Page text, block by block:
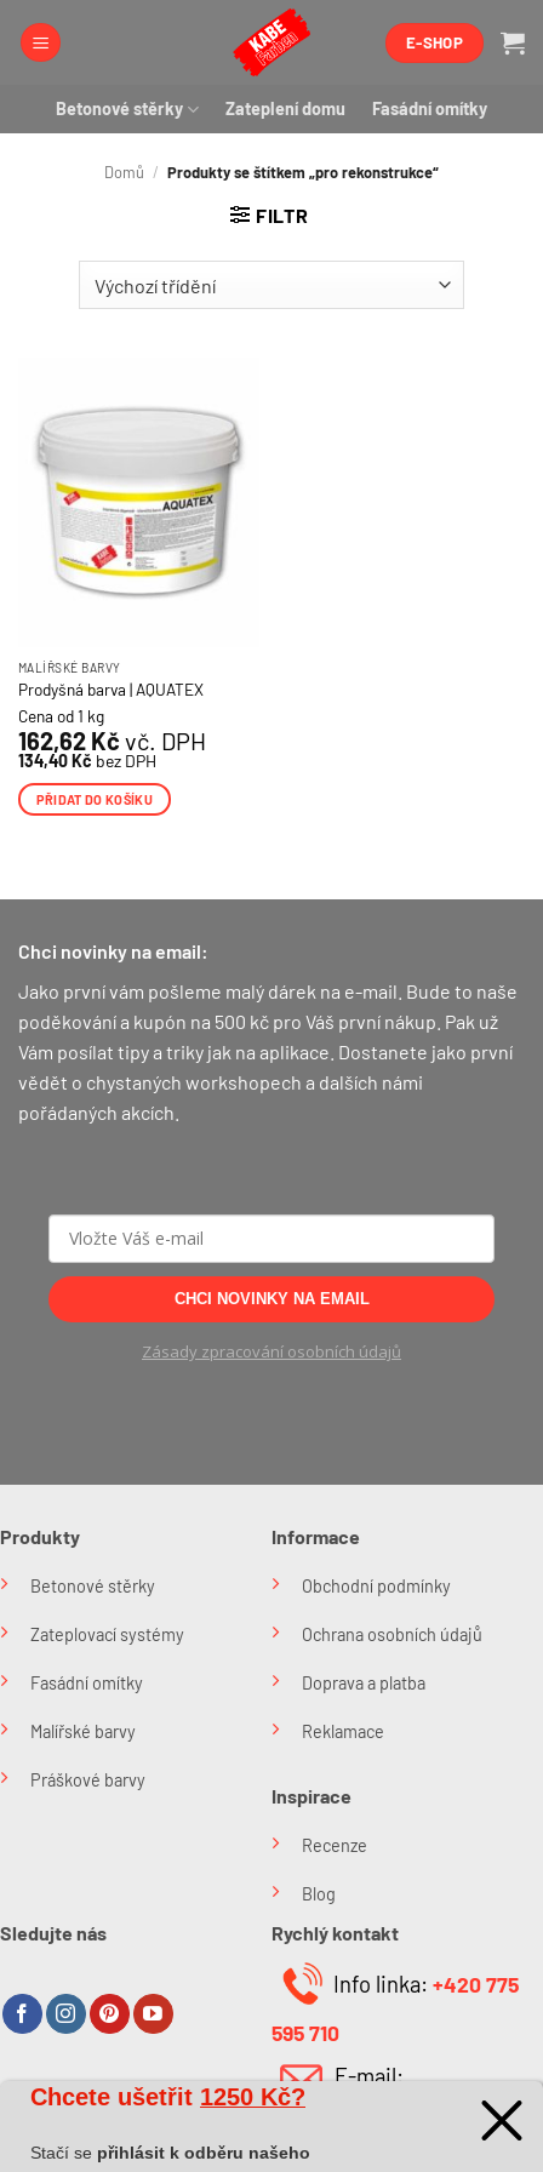
E-SHOP
Betonové stěrky Zateplení domu Fasádní omítky
Domů / Produkty se štítkem „pro rekonstrukce“
FILTR
MALÍŘSKÉ BARVY
Prodyšná barva | AQUATEX
Cena od 1 kg
162,62 Kč vč. DPH
134,40Kč bez DPH
PŘIDAT DO KOŠÍKU
Chci novinky na email:
Jako první vám pošleme malý dárek na e-mail. Bude to naše
poděkování a kupón na 500 kč pro Váš první nákup. Pak už
Vám posílat tipy a triky jak na aplikace. Dostanete jako první
vědět o chystaných workshopech a dalších námi
pořádaných akcích.
CHCI NOVINKY NA EMAIL
Zásady zpracování osobních údajů
Produkty
Betonové stěrky
Zateplovací systémy
Fasádní omítky
Malířské barvy
Práškové barvy
Informace
Obchodní podmínky
Ochrana osobních údajů
Doprava a platba
Reklamace
Inspirace
Recenze
Blog
Sledujte nás
O společnosti
O nás
Rychlý kontakt
Info linka: +420 775
595 710
E-mail:
Chcete ušetřit 1250 Kč?
Stačí se přihlásit k odběru našeho